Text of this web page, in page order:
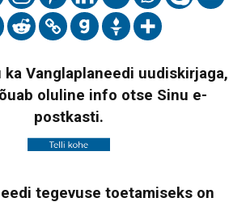
Vanglaplaneedi uudiskirjaga,
oluline info otse Sinu e-
postkasti.
tegevuse toetamiseks on